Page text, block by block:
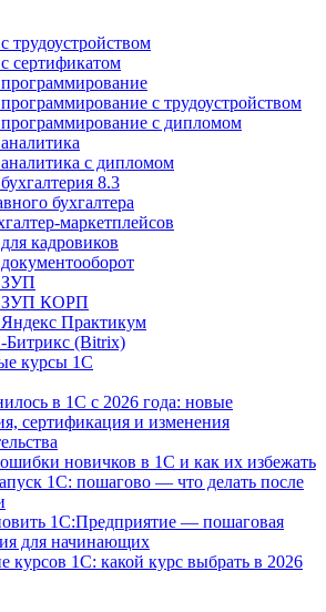
трудоустройством
сертификатом
с трудоустройством
с дипломом
с дипломом
8.3
бухгалтера
маркетплейсов
кадровиков
ЗУП
ЗУП КОРП
Практикум
(Bitrix)
курсы 1С
в 1С с 2026 года: новые
сертификация и изменения
новичков в 1С и как их избежать
1С: пошагово — что делать после
1С:Предприятие — пошаговая
для начинающих
курсов 1С: какой курс выбрать в 2026